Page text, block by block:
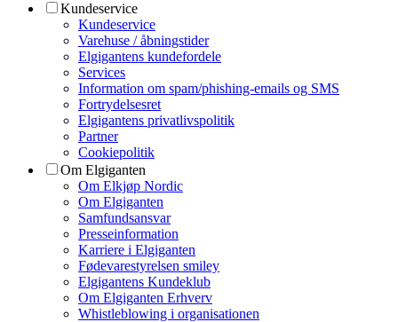
Kundeservice
Kundeservice
Varehuse / åbningstider
Elgigantens kundefordele
Services
Information om spam/phishing-emails og SMS
Fortrydelsesret
Elgigantens privatlivspolitik
Partner
Cookiepolitik
Om Elgiganten
Om Elkjøp Nordic
Om Elgiganten
Samfundsansvar
Presseinformation
Karriere i Elgiganten
Fødevarestyrelsen smiley
Elgigantens Kundeklub
Om Elgiganten Erhverv
Whistleblowing i organisationen